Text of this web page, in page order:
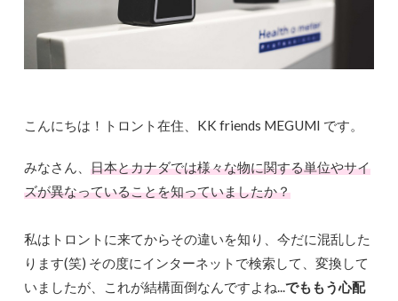
こんにちは！トロント在住、KK friends MEGUMI です。
みなさん、 日本とカナダでは様々な物に関する単位やサイ
ズが異なっていることを知っていましたか？
私はトロントに来てからその違いを知り、今だに混乱した
ります(笑) その度にインターネットで検索して、変換して
いましたが、これが結構面倒なんですよね...でももう心配